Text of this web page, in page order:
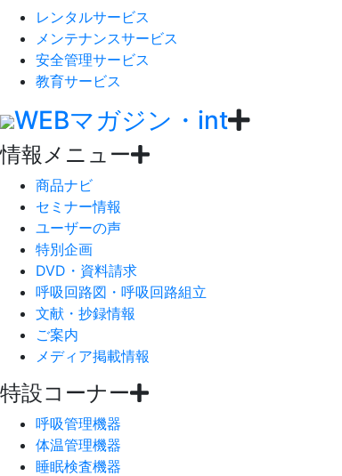
レンタルサービス
メンテナンスサービス
安全管理サービス
教育サービス
WEBマガジン・int
情報メニュー
商品ナビ
セミナー情報
ユーザーの声
特別企画
DVD・資料請求
呼吸回路図・呼吸回路組立
文献・抄録情報
ご案内
メディア掲載情報
特設コーナー
呼吸管理機器
体温管理機器
睡眠検査機器